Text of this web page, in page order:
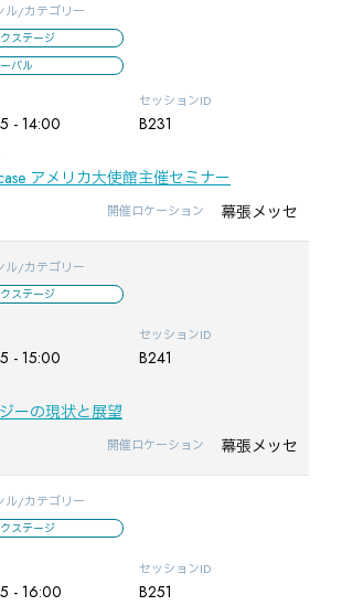
ル/カテゴリー
ステージ
バル
- 14:00
セッションID
B231
アメリカ大使館主催セミナー
開催ロケーション 幕張メッセ
ル/カテゴリー
ステージ
- 15:00
セッションID
B241
ーの現状と展望
開催ロケーション 幕張メッセ
ル/カテゴリー
ステージ
- 16:00
セッションID
B251